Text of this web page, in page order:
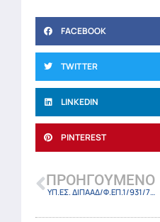
FACEBOOK
TWITTER
LINKEDIN
PINTEREST
ΠΡΟΗΓΟΎΜΕΝΟ
ΥΠ.ΕΣ. ΔΙΠΑΑΔ/Φ.ΕΠ.1/931/7469/23 (ΦΕΚ 3663 Β/6-6-2023)